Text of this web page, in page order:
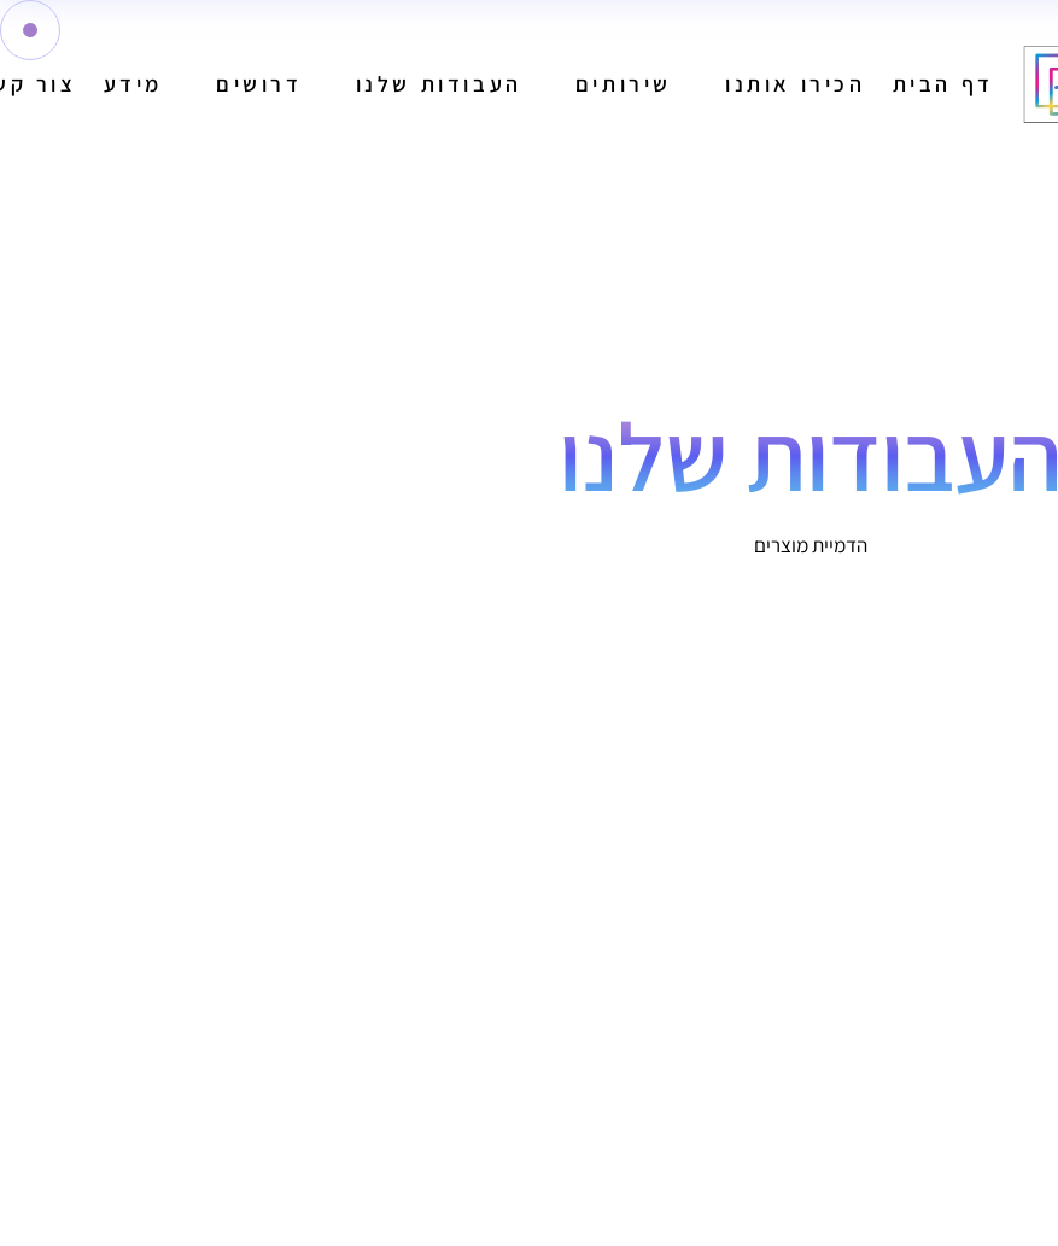
דף הבית הכירו אותנו שירותים
פרסום בגוגל
קידום אורגני
העבודות שלנו דרושים מידע צור
מיתוג
פרסום בשלטי חוצות
העבודות שלנו
הדמיית מוצרים